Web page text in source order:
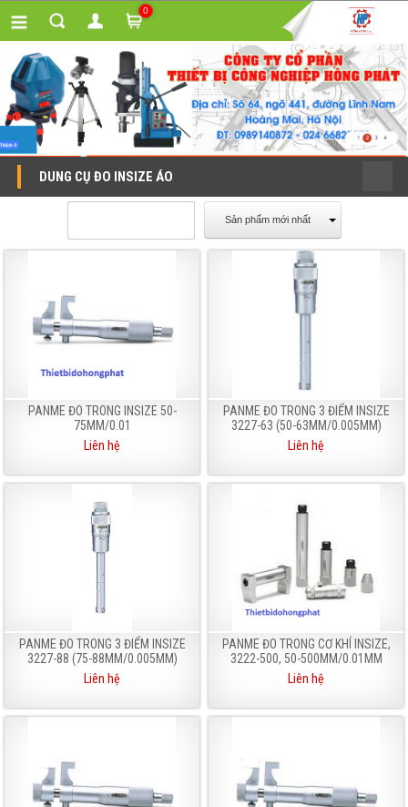
0
DUNG CỤ ĐO INSIZE ÁO
Sản phẩm mới nhất
PANME ĐO TRONG INSIZE 50-
75MM/0.01
Liên hệ
PANME ĐO TRONG 3 ĐIỂM INSIZE
3227-63 (50-63MM/0.005MM)
Liên hệ
PANME ĐO TRONG 3 ĐIỂM INSIZE
3227-88 (75-88MM/0.005MM)
Liên hệ
PANME ĐO TRONG CƠ KHÍ INSIZE,
3222-500, 50-500MM/0.01MM
Liên hệ